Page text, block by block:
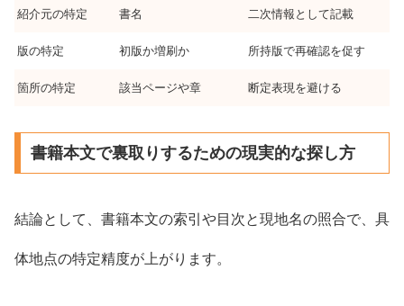
紹介元の特定 書名 二次情報として記載
版の特定 初版か増刷か 所持版で再確認を促す
箇所の特定 該当ページや章 断定表現を避ける
書籍本文で裏取りするための現実的な探し方
結論として、書籍本文の索引や目次と現地名の照合で、具
体地点の特定精度が上がります。